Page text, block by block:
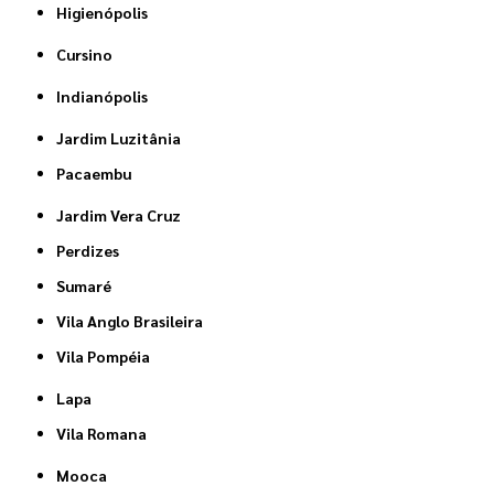
Higienópolis
Cursino
Indianópolis
Jardim Luzitânia
Pacaembu
Jardim Vera Cruz
Perdizes
Sumaré
Vila Anglo Brasileira
Vila Pompéia
Lapa
Vila Romana
Mooca